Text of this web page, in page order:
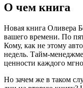
О чем книга
Новая книга Оливера
вашего времени. По
Кому, как не этому
недель. Тайм-
ценности каждого
Но зачем же в таком